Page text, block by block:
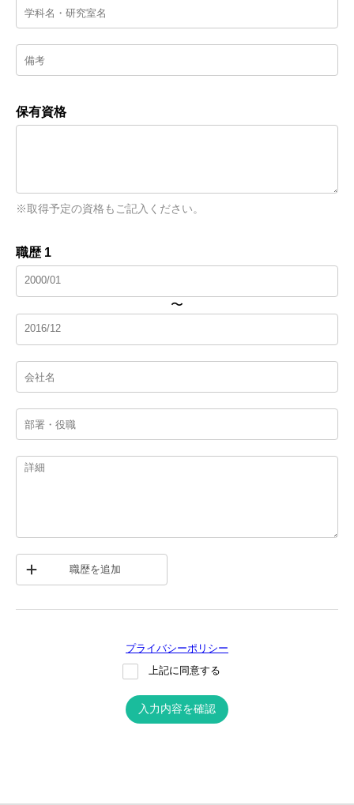
保有資格
※取得予定の資格もご記入ください。
職歴 1
〜
職歴を追加
プライバシーポリシー
上記に同意する
入力内容を確認